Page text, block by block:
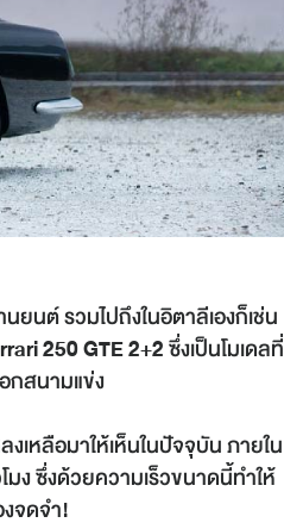
นต์ รวมไปถึงในอิตาลีเองก็เช่น
250 GTE 2+2ซึ่งเป็นโมเดลที่
กสนามแข่ง
เหลือมาให้เห็นในปัจจุบัน ภายใน
ง ซึ่งด้วยความเร็วขนาดนี้ทำให้
จดจำ!